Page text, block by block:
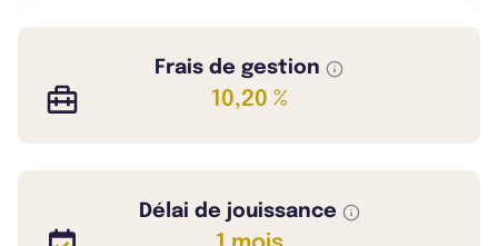
Frais de gestion
10,20 %
Délai de jouissance